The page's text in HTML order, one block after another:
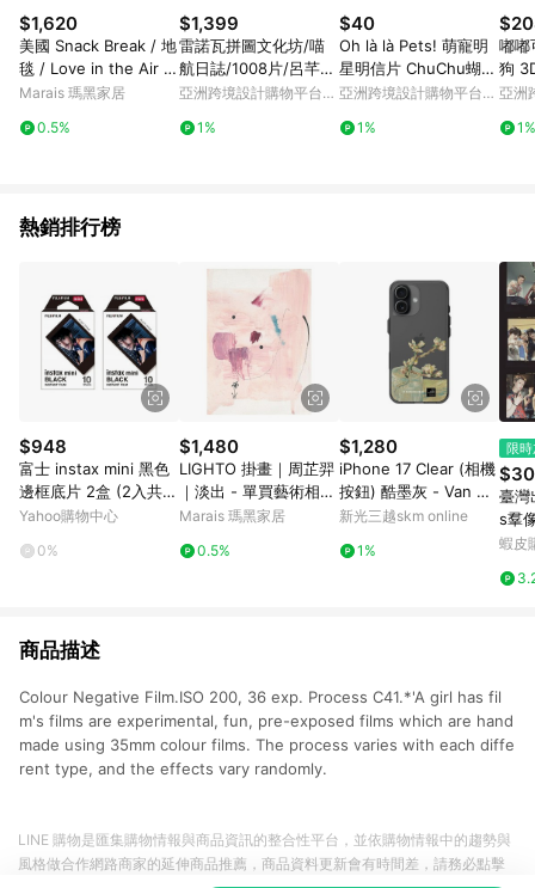
面，方享導購資格。
$1,620
美國 Snack Break / 地
毯 / Love in the Air R
ug
Marais 瑪黑家居
0.5%
$1,399
雷諾瓦拼圖文化坊/喵
航日誌/1008片/呂芊
(禮物/新年送禮/貓)
亞洲跨境設計購物平台
1%
$40
Oh là là Pets! 萌寵明
星明信片 ChuChu蝴蝶
結款
亞洲跨境設計購物平台
1%
嘟嘟
狗
亞洲
1%
熱銷排行榜
$948
富士 instax mini 黑色
邊框底片 2盒 (2入共2
0張)
Yahoo購物中心
0%
$1,480
LIGHTO 掛畫｜周芷羿
｜淡出 - 單買藝術相
紙-30 x 42cm
Marais 瑪黑家居
0.5%
$1,280
iPhone 17 Clear (相機
按鈕) 酷墨灰 - Van Go
gh Museum - 玻璃杯
新光三越skm online
1%
限
$30
臺灣
s羣
值馬
蝦皮
商品描述
Colour Negative Film.ISO 200, 36 exp. Process C41.*'A girl has fil
m's films are experimental, fun, pre-exposed films which are hand
made using 35mm colour films. The process varies with each diffe
rent type, and the effects vary randomly.
LINE 購物是匯集購物情報與商品資訊的整合性平台，並依購物情報中的趨勢與
風格做合作網路商家的延伸商品推薦，商品資料更新會有時間差，請務必點擊